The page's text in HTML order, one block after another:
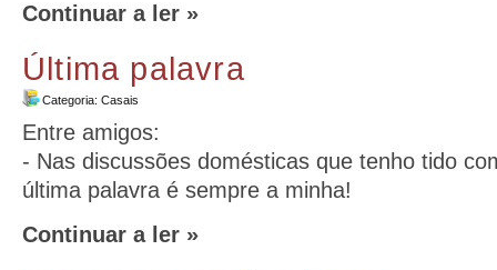
Continuar a ler »
Última palavra
Categoria: Casais
Entre amigos:
- Nas discussões domésticas que tenho tido
última palavra é sempre a minha!
Continuar a ler »